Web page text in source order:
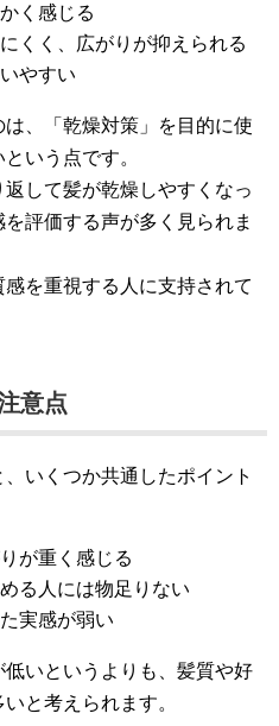
く感じる
くく、広がりが抑えられる
やすい
、「乾燥対策」を目的に使
いう点です。
して髪が乾燥しやすくなっ
評価する声が多く見られま
を重視する人に支持されて
意点
いくつか共通したポイント
が重く感じる
る人には物足りない
実感が弱い
いというよりも、髪質や好
と考えられます。